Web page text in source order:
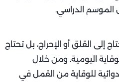
الدراسي.
إلى القلق أو الإحراج، بل تحتاج
اليومية. ومن خلال
للوقاية من القمل في